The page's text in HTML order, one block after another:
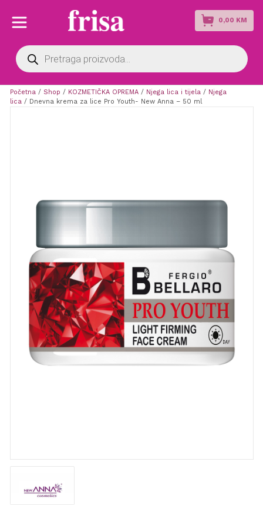
0,00 KM
Products
search
Početna / Shop / KOZMETIČKA OPREMA/ Njega lica i tijela / Njega
lica / Dnevna krema za lice Pro Youth- New Anna – 50 ml